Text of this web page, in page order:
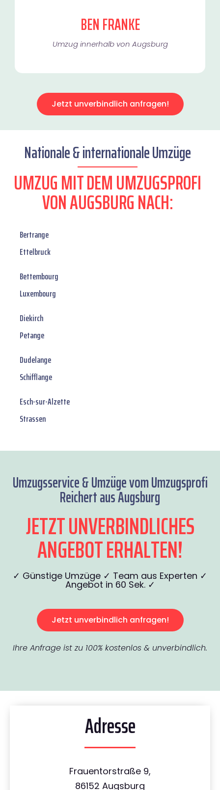
BEN FRANKE
Umzug innerhalb von Augsburg​
Jetzt unverbindlich anfragen!
Nationale & internationale Umzüge
UMZUG MIT DEM UMZUGSPROFI
VON AUGSBURG NACH:
Bertrange
Ettelbruck
Bettembourg
Luxembourg
Diekirch
Petange
Dudelange
Schifflange
Esch-sur-Alzette
Strassen
Umzugsservice & Umzüge vom Umzugsprofi
Reichert aus Augsburg
JETZT UNVERBINDLICHES
ANGEBOT ERHALTEN!
✓ Günstige Umzüge ✓ Team aus Experten ✓
Angebot in 60 Sek. ✓
Jetzt unverbindlich anfragen!
Ihre Anfrage ist zu 100% kostenlos & unverbindlich.
Adresse
Frauentorstraße 9,
86152 Augsburg